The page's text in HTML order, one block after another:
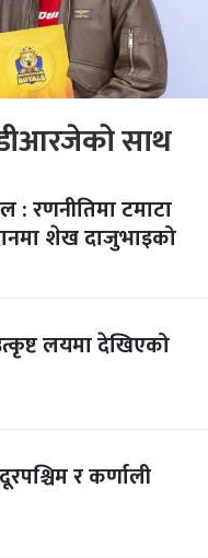
साथ
: रणनीतिमा टमाटा
शेख दाजुभाइको
लयमा देखिएको
र कर्णाली